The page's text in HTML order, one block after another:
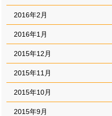
2016年2月
2016年1月
2015年12月
2015年11月
2015年10月
2015年9月